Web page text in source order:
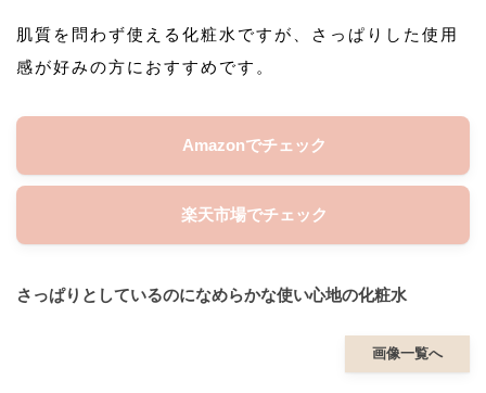
肌質を問わず使える化粧水ですが、さっぱりした使用
感が好みの方におすすめです。
Amazonでチェック
楽天市場でチェック
さっぱりとしているのになめらかな使い心地の化粧水
画像一覧へ